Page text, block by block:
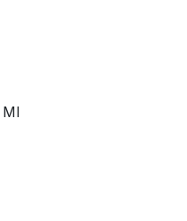
MI